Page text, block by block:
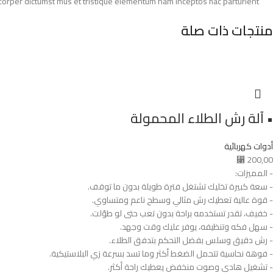
منتجات ذات صلة
• آلة رش الطلاء المحمولة
أدوات كهربائية
⃁200,00
- المميزات:
- سعة كبيرة تخليك تشتغل فترة طويلة بدون ما توقف.
- قوة عالية تعطيك رش مثالي وسطح ناعم ومتساوي.
- خفيف، تقدر تستخدمه براحة بدون تعب حتى لو طوّلت.
- سهل فكه وتنظيفه، يوفر عليك وقت وجهد.
- رش دقيق وسلس بفضل التحكم بتدفق الطلاء.
- فوهة نحاسية تتحمل الضغط أكثر وما تسد بسرعة زي البلاستيكية.
- تشغيل هادي وصوت منخفض يعطيك راحة أكثر.